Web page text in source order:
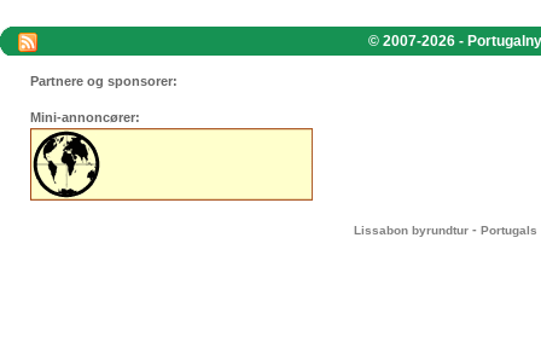
© 2007-2026 -
Partnere og sponsorer:
Mini-annoncører:
Lissabon byrundtur - Portugals